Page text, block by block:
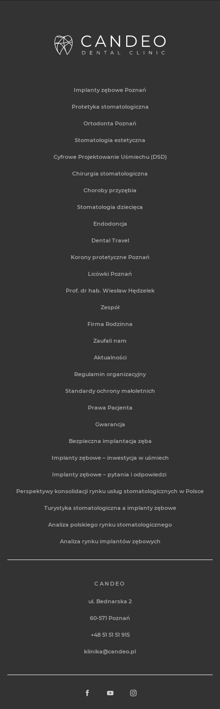
Implanty zębowe Poznań
Protetyka stomatologiczna
Ortodonta Poznań
Stomatologia estetyczna
Cyfrowe Projektowanie Uśmiechu (DSD)
Chirurgia stomatologiczna
Choroby przyzębia
Stomatologia dziecięca
Endodoncja
Dental Travel
Korony protetyczne Poznań
Licówki Poznań
Prof. dr hab. Wiesław Hędzelek
Zespół
Firma Rodzinna
Zaufali nam
Aktualności
Regulamin organizacyjny
Standardy ochrony małoletnich
Prawa Pacjenta
Gwarancja
Bezpieczna implantacja zęba
Implanty zębowe – inwestycja w uśmiech
Implanty zębowe – pytania i odpowiedzi
Perspektywy konsolidacji rynku usług stomatologicznych w Polsce
Turystyka stomatologiczna a implanty zębowe
Analiza polskiego rynku stomatologicznego
Analiza rynku implantów zębowych
CANDEO
ul. Bednarska 2
60-571 Poznań
+48 51 51 51 915
klinika@candeo.pl